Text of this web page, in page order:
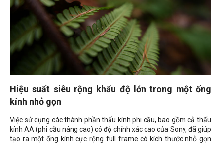
Hiệu suất siêu rộng khẩu độ lớn trong một ống
kính nhỏ gọn
Việc sử dụng các thành phần thấu kính phi cầu, bao gồm cả thấu
kính AA (phi cầu nâng cao) có độ chính xác cao của Sony, đã giúp
tạo ra một ống kính cực rộng full frame có kích thước nhỏ gọn